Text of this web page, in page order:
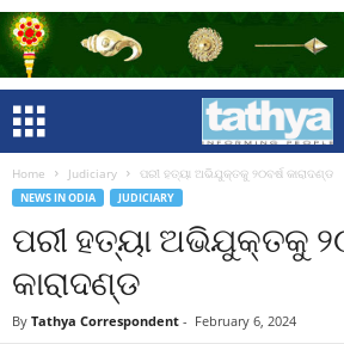
Home Judiciary ପରୀ ହତ୍ୟା ଅଭିଯୁକ୍ତକୁ ୨୦ବର୍ଷ କାରାଦଣ୍ଡ
NEWS IN ODIA JUDICIARY
ପରୀ ହତ୍ୟା ଅଭିଯୁକ୍ତକୁ
କାରାଦଣ୍ଡ
By Tathya Correspondent - February 6, 2024